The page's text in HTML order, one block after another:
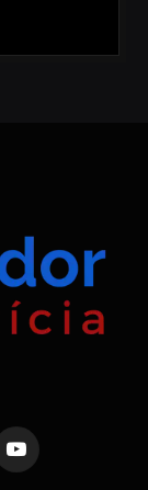
YouTube